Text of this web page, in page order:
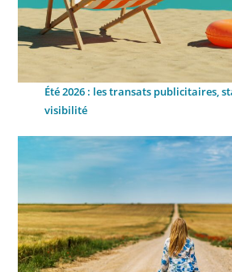
Été 2026 : les transats publicitaires,
visibilité